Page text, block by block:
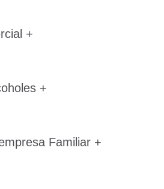
+
+
Familiar +